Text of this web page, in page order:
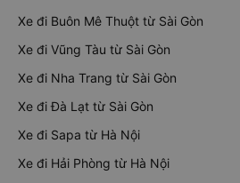
Xe đi Buôn Mê Thuột từ Sài Gòn
Xe đi Vũng Tàu từ Sài Gòn
Xe đi Nha Trang từ Sài Gòn
Xe đi Đà Lạt từ Sài Gòn
Xe đi Sapa từ Hà Nội
Xe đi Hải Phòng từ Hà Nội